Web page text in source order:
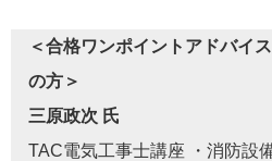
＜合格ワンポイントアドバイ
の方＞
三原政次 氏
TAC電気工事士講座 ・消防設